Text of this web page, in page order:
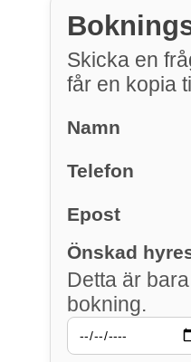
Skicka en
får en kopia
Namn
Telefon
Epost
Önskad
Detta är
bokning.